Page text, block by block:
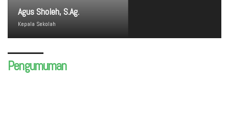
Agus Sholeh, S.Ag.
Kepala Sekolah
Pengumuman